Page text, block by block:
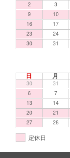
2
3
9
10
16
17
23
24
30
31
日 月
30 31
6
7
13
14
20
21
27
28
定休日